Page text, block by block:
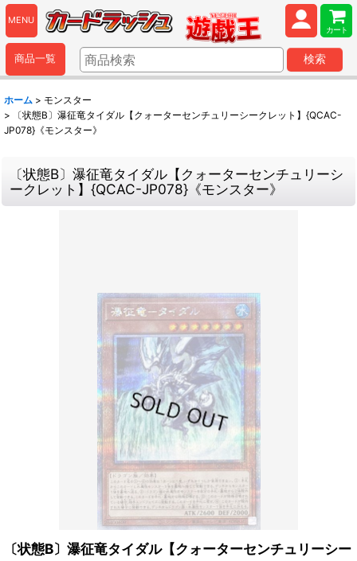
MENU
カート
商品一覧 検索
ホーム > モンスター
>
〔状態B〕瀑征竜タイダル【クォーターセンチュリーシークレット】{QCAC-
JP078}《モンスター》
〔状態B〕瀑征竜タイダル【クォーターセンチュリーシ
ークレット】{QCAC-JP078}《モンスター》
〔状態B〕瀑征竜タイダル【クォーターセンチュリーシー